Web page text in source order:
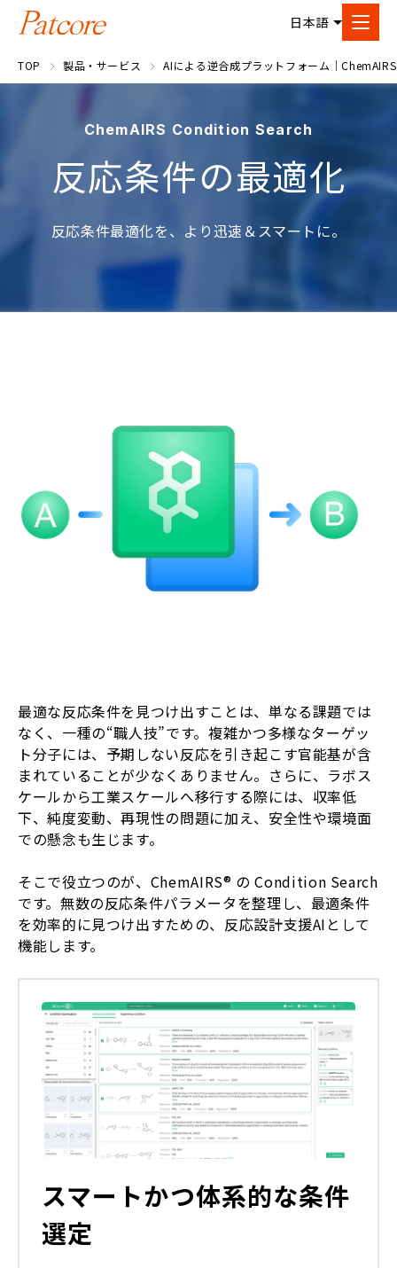
TOP 製品・サービス AIによる逆合成プラットフォーム｜
ChemAIRS Condition Search
反応条件の最適化
反応条件最適化を、より迅速＆スマートに。
最適な反応条件を見つけ出すことは、単なる課題では
なく、一種の“職人技”です。複雑かつ多様なターゲッ
ト分子には、予期しない反応を引き起こす官能基が含
まれていることが少なくありません。さらに、ラボス
ケールから工業スケールへ移行する際には、収率低
下、純度変動、再現性の問題に加え、安全性や環境面
での懸念も生じます。
そこで役立つのが、ChemAIRS® の Condition Search
です。無数の反応条件パラメータを整理し、最適条件
を効率的に見つけ出すための、反応設計支援AIとして
機能します。
スマートかつ体系的な条件
選定